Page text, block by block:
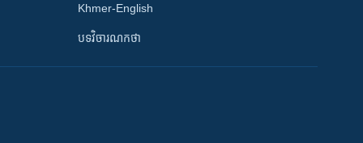
Khmer-English
បទវិចារណកថា